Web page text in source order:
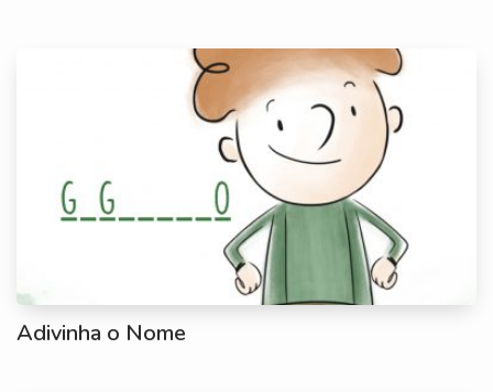
Adivinha o Nome